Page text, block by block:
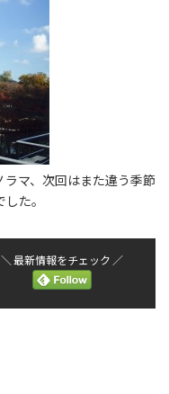
マ、次回はまた違う季節
た。
＼ 最新情報をチェック ／